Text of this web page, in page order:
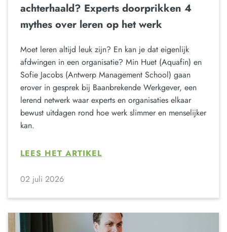
achterhaald? Experts doorprikken 4
mythes over leren op het werk
Moet leren altijd leuk zijn? En kan je dat eigenlijk
afdwingen in een organisatie? Min Huet (Aquafin) en
Sofie Jacobs (Antwerp Management School) gaan
erover in gesprek bij Baanbrekende Werkgever, een
lerend netwerk waar experts en organisaties elkaar
bewust uitdagen rond hoe werk slimmer en menselijker
kan.
LEES HET ARTIKEL
02 juli 2026